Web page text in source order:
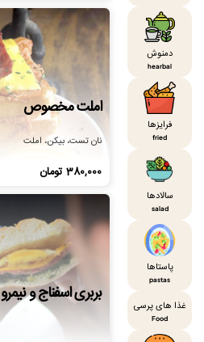
دمنوش
hearbal
فرایزها
fried
سالادها
salad
پاستاها
pastas
غذا های پرسی
Food
املت مخصوص
نان تست، بیکن، املت
380,000تومان
بربری اسفناج و نیمرو